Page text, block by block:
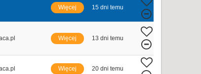
Więcej 15 dni temu
Więcej 13 dni temu
Więcej 20 dni temu